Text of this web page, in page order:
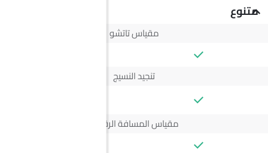
متنوع
مقياس تاتشو
تنجيد النسيج
مقياس المسافة الرقمي